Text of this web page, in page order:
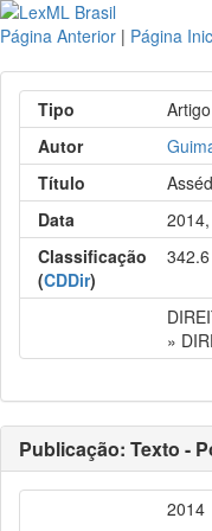
Página Anterior | Página
Tipo
Autor
Título
Data
Classificação
(CDDir)
342.6
»
Publicação: Texto -
2014